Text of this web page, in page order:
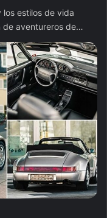
los estilos de vida
de aventureros de…